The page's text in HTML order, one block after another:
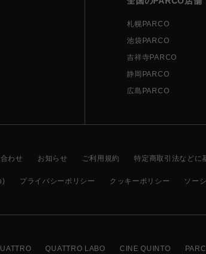
札幌PARCO
池袋PARCO
吉祥寺PARCO
静岡PARCO
広島PARCO
わせ お知らせ ご利用規約 特定商取引法などに
プライバシーポリシー クッキーポリシー ソー
QUATTRO LABO CINE QUINTO